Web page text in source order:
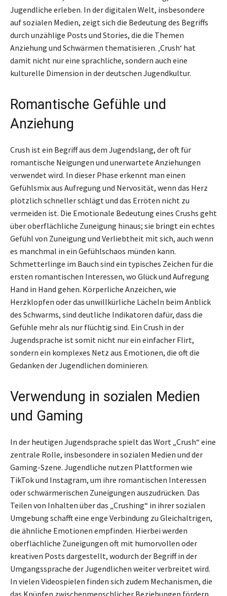
Jugendliche erleben. In der digitalen Welt, insbesondere
auf sozialen Medien, zeigt sich die Bedeutung des Begriffs
durch unzählige Posts und Stories, die die Themen
Anziehung und Schwärmen thematisieren. ‚Crush‘ hat
damit nicht nur eine sprachliche, sondern auch eine
kulturelle Dimension in der deutschen Jugendkultur.
Romantische Gefühle und
Anziehung
Crush ist ein Begriff aus dem Jugendslang, der oft für
romantische Neigungen und unerwartete Anziehungen
verwendet wird. In dieser Phase erkennt man einen
Gefühlsmix aus Aufregung und Nervosität, wenn das Herz
plötzlich schneller schlägt und das Erröten nicht zu
vermeiden ist. Die Emotionale Bedeutung eines Crushs geht
über oberflächliche Zuneigung hinaus; sie bringt ein echtes
Gefühl von Zuneigung und Verliebtheit mit sich, auch wenn
es manchmal in ein Gefühlschaos münden kann.
Schmetterlinge im Bauch sind ein typisches Zeichen für die
ersten romantischen Interessen, wo Glück und Aufregung
Hand in Hand gehen. Körperliche Anzeichen, wie
Herzklopfen oder das unwillkürliche Lächeln beim Anblick
des Schwarms, sind deutliche Indikatoren dafür, dass die
Gefühle mehr als nur flüchtig sind. Ein Crush in der
Jugendsprache ist somit nicht nur ein einfacher Flirt,
sondern ein komplexes Netz aus Emotionen, die oft die
Gedanken der Jugendlichen dominieren.
Verwendung in sozialen Medien
und Gaming
In der heutigen Jugendsprache spielt das Wort „Crush“ eine
zentrale Rolle, insbesondere in sozialen Medien und der
Gaming-Szene. Jugendliche nutzen Plattformen wie
TikTok und Instagram, um ihre romantischen Interessen
oder schwärmerischen Zuneigungen auszudrücken. Das
Teilen von Inhalten über das „Crushing“ in ihrer sozialen
Umgebung schafft eine enge Verbindung zu Gleichaltrigen,
die ähnliche Emotionen empfinden. Hierbei werden
oberflächliche Zuneigungen oft mit humorvollen oder
kreativen Posts dargestellt, wodurch der Begriff in der
Umgangssprache der Jugendlichen weiter verbreitet wird.
In vielen Videospielen finden sich zudem Mechanismen, die
das Knüpfen zwischenmenschlicher Beziehungen fördern,